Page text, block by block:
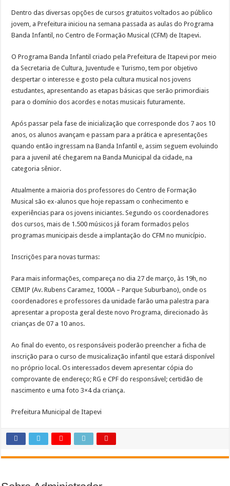
Obras da semana: recuperação de passarelas e reparos em defensas estão entre
Dentro das diversas opções de cursos gratuitos voltados ao público
jovem, a Prefeitura iniciou na semana passada as aulas do Programa
Banda Infantil, no Centro de Formação Musical (CFM) de Itapevi.
O Programa Banda Infantil criado pela Prefeitura de Itapevi por meio
da Secretaria de Cultura, Juventude e Turismo, tem por objetivo
despertar o interesse e gosto pela cultura musical nos jovens
estudantes, apresentando as etapas básicas que serão primordiais
para o domínio dos acordes e notas musicais futuramente.
Após passar pela fase de inicialização que corresponde dos 7 aos 10
anos, os alunos avançam e passam para a prática e apresentações
quando então ingressam na Banda Infantil e, assim seguem evoluindo
para a juvenil até chegarem na Banda Municipal da cidade, na
categoria sênior.
Atualmente a maioria dos professores do Centro de Formação
Musical são ex-alunos que hoje repassam o conhecimento e
experiências para os jovens iniciantes. Segundo os coordenadores
dos cursos, mais de 1.500 músicos já foram formados pelos
programas municipais desde a implantação do CFM no município.
Inscrições para novas turmas:
Para mais informações, compareça no dia 27 de março, às 19h, no
CEMIP (Av. Rubens Caramez, 1000A – Parque Suburbano), onde os
coordenadores e professores da unidade farão uma palestra para
apresentar a proposta geral deste novo Programa, direcionado às
crianças de 07 a 10 anos.
Ao final do evento, os responsáveis poderão preencher a ficha de
inscrição para o curso de musicalização infantil que estará disponível
no próprio local. Os interessados devem apresentar cópia do
comprovante de endereço; RG e CPF do responsável; certidão de
nascimento e uma foto 3×4 da criança.
Prefeitura Municipal de Itapevi